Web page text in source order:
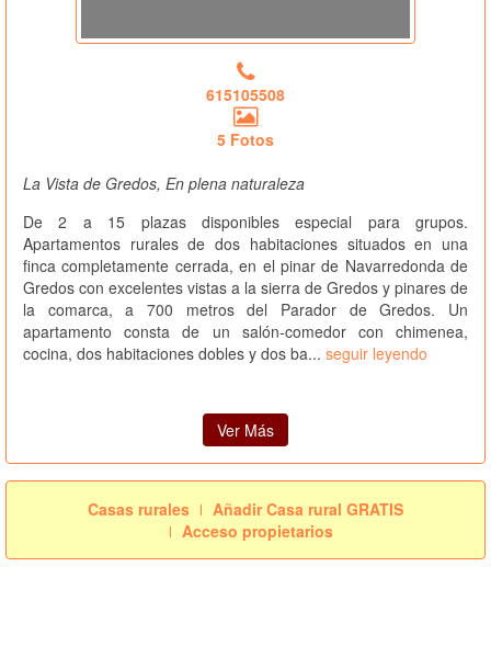
615105508
5 Fotos
La Vista de Gredos, En plena naturaleza
De 2 a 15 plazas disponibles especial para grupos.
Apartamentos rurales de dos habitaciones situados en una
finca completamente cerrada, en el pinar de Navarredonda de
Gredos con excelentes vistas a la sierra de Gredos y pinares de
la comarca, a 700 metros del Parador de Gredos. Un
apartamento consta de un salón-comedor con chimenea,
cocina, dos habitaciones dobles y dos ba... seguir leyendo
Ver Más
Casas rurales
Añadir Casa rural GRATIS
Acceso propietarios